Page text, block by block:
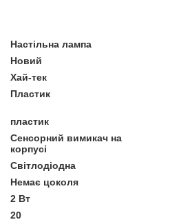
Настільна лампа
Новий
Хай-тек
Пластик
пластик
Сенсорний вимикач на
корпусі
Світлодіодна
Немає цоколя
2 Вт
20